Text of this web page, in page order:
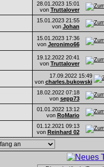
28.01.2023 15:01
von Truttalover
15.01.2023 21:55
von Johan
15.01.2023 17:36
von Jeronimo66
19.12.2022 20:41
von Truttalover
17.09.2022 15:49
von charles.bukowski
18.02.2022 07:18
von sepp73
01.01.2022 13:12
von RoMario
01.12.2021 09:13
von Reinhard 02